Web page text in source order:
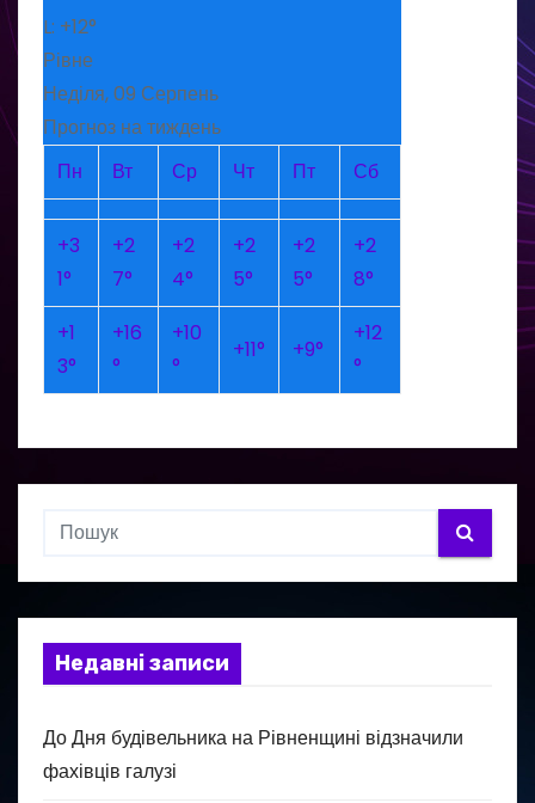
L: +12°
Рівне
Неділя, 09 Серпень
Прогноз на тиждень
Пн
Вт Ср Чт Пт Сб
+3
1°
+2
7°
+2
4°
+2
5°
+2
5°
+2
8°
+1
3°
+16
°
+10
°
+11° +9°
+12
°
Недавні записи
До Дня будівельника на Рівненщині відзначили
фахівців галузі